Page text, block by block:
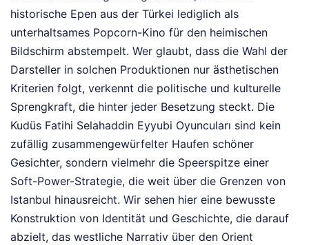
historische Epen aus der Türkei lediglich als
unterhaltsames Popcorn-Kino für den heimischen
Bildschirm abstempelt. Wer glaubt, dass die Wahl der
Darsteller in solchen Produktionen nur ästhetischen
Kriterien folgt, verkennt die politische und kulturelle
Sprengkraft, die hinter jeder Besetzung steckt. Die
Kudüs Fatihi Selahaddin Eyyubi Oyuncuları sind kein
zufällig zusammengewürfelter Haufen schöner
Gesichter, sondern vielmehr die Speerspitze einer
Soft-Power-Strategie, die weit über die Grenzen von
Istanbul hinausreicht. Wir sehen hier eine bewusste
Konstruktion von Identität und Geschichte, die darauf
abzielt, das westliche Narrativ über den Orient